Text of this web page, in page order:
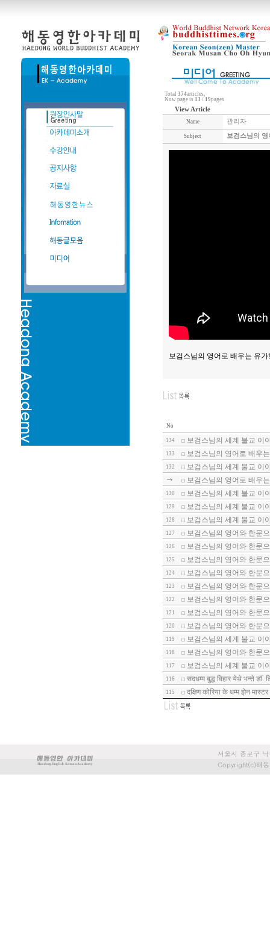
Total 374articles,
Now page is 13 / 19pages
View Article
Name 관리자
Subject 보검스님의
보검스님의 영어로 배우는 유
No
134 보검스님의 세계 불교 이
133 보검스님의 영어로 배우
132
보검스님의 세계 불교 이
보검스님의 영어로 배우
130 보검스님의 세계 불교 이
129 보검스님의 세계 불교 이
128 보검스님의 세계 불교 이
127 보검스님의 영어와 한문
126 보검스님의 영어와 한문
125 보검스님의 영어와 한문
124 보검스님의 영어와 한문
123 보검스님의 영어와 한문
122 보검스님의 영어와 한문
121 보검스님의 영어와 한문
120 보검스님의 영어와 한문
119 보검스님의 세계 불교 이
118 보검스님의 영어와 한문
117 보검스님의 세계 불교 이
116 सदधम्म बुद्ध विहार येथे भन्ते डॉ.
115 दक्षिण कोरिया के धम्म झेन